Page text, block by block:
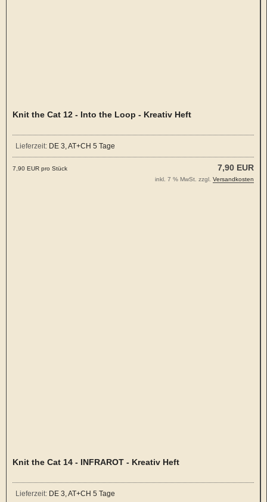
Knit the Cat 12 - Into the Loop - Kreativ Heft
Lieferzeit: DE 3, AT+CH 5 Tage
7,90 EUR
7,90 EUR pro Stück
inkl. 7 % MwSt. zzgl. Versandkosten
Knit the Cat 14 - INFRAROT - Kreativ Heft
Lieferzeit: DE 3, AT+CH 5 Tage